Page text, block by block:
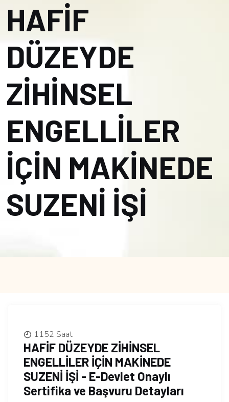
HAFİF
DÜZEYDE
ZİHİNSEL
ENGELLİLER
İÇİN MAKİNEDE
SUZENİ İŞİ
1152 Saat
HAFİF DÜZEYDE ZİHİNSEL
ENGELLİLER İÇİN MAKİNEDE
SUZENİ İŞİ - E-Devlet Onaylı
Sertifika ve Başvuru Detayları